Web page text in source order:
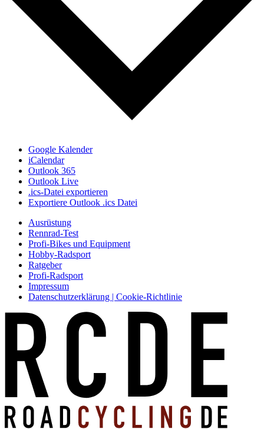
Google Kalender
iCalendar
Outlook 365
Outlook Live
.ics-Datei exportieren
Exportiere Outlook .ics Datei
Ausrüstung
Rennrad-Test
Profi-Bikes und Equipment
Hobby-Radsport
Ratgeber
Profi-Radsport
Impressum
Datenschutzerklärung | Cookie-Richtlinie